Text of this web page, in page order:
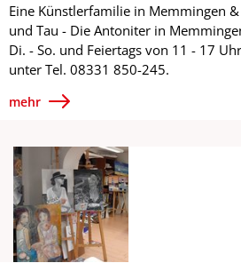
Eine Künstlerfamilie in Memmingen
und Tau - Die Antoniter in
Di. - So. und Feiertags von 11 - 17
unter Tel. 08331 850-245.
mehr